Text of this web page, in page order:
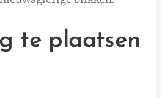
te plaatsen